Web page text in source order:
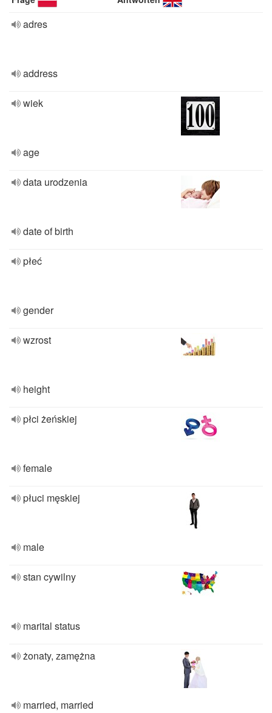
adres
address
wiek
age
data urodzenia
date of birth
płeć
gender
wzrost
height
płci żeńskiej
female
płuci męskiej
male
stan cywilny
marital status
żonaty, zamężna
married, married